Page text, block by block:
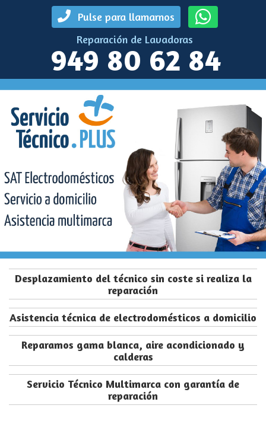
Pulse para llamarnos
Reparación de Lavadoras
949 80 62 84
Desplazamiento del técnico sin coste si realiza la
reparación
Asistencia técnica de electrodomésticos a domicilio
Reparamos gama blanca, aire acondicionado y
calderas
Servicio Técnico Multimarca con garantía de
reparación